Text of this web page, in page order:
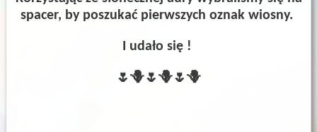
spacer, by poszukać pierwszych oznak wiosny.
I udało się !
🌷🪻🌷🪻🌷🪻